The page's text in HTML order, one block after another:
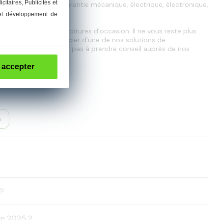
, Publicités et
développement de
accepter
15 000 km de garantie mécanique, électrique, électronique,
les meilleures voitures d’occasion. Il ne vous reste plus
possibilité de bénéficier d'une de nos solutions de
souhaits. N'hésitez pas à prendre conseil auprès de nos